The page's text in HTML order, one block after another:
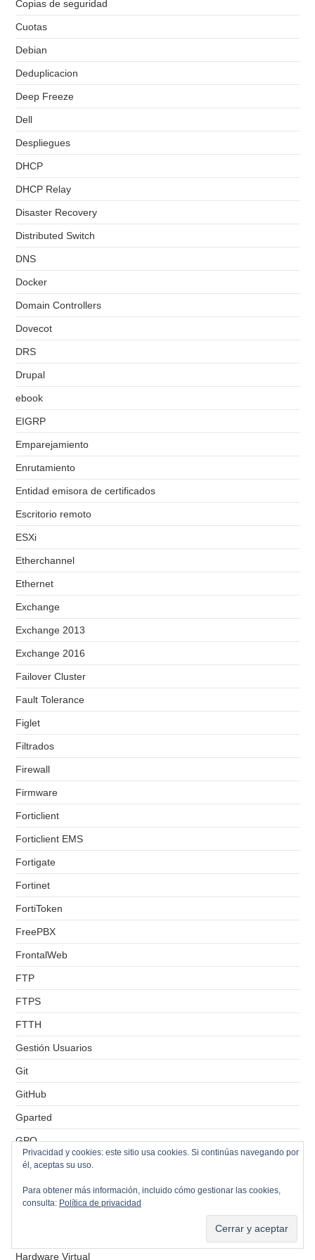
Copias de seguridad
Cuotas
Debian
Deduplicacion
Deep Freeze
Dell
Despliegues
DHCP
DHCP Relay
Disaster Recovery
Distributed Switch
DNS
Docker
Domain Controllers
Dovecot
DRS
Drupal
ebook
EIGRP
Emparejamiento
Enrutamiento
Entidad emisora de certificados
Escritorio remoto
ESXi
Etherchannel
Ethernet
Exchange
Exchange 2013
Exchange 2016
Failover Cluster
Fault Tolerance
Figlet
Filtrados
Firewall
Firmware
Forticlient
Forticlient EMS
Fortigate
Fortinet
FortiToken
FreePBX
FrontalWeb
FTP
FTPS
FTTH
Gestión Usuarios
Git
GitHub
Gparted
GPO
Grafana
Grupos
Hardware Virtual
Privacidad y cookies: este sitio usa cookies. Si continúas navegando por
él, aceptas su uso.
Para obtener más información, incluido cómo gestionar las cookies,
consulta: Política de privacidad